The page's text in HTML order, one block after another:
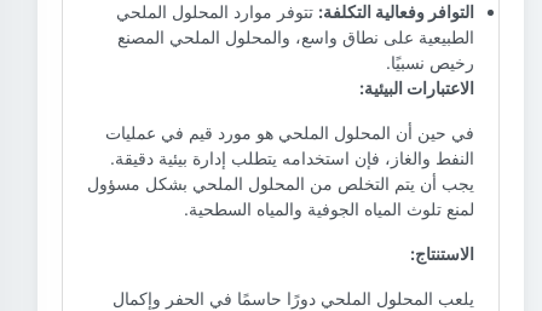
التوافر وفعالية التكلفة: تتوفر موارد المحلول الملحي
الطبيعية على نطاق واسع، والمحلول الملحي المصنع
رخيص نسبيًا.
الاعتبارات البيئية:
في حين أن المحلول الملحي هو مورد قيم في عمليات
النفط والغاز، فإن استخدامه يتطلب إدارة بيئية دقيقة.
يجب أن يتم التخلص من المحلول الملحي بشكل مسؤول
لمنع تلوث المياه الجوفية والمياه السطحية.
الاستنتاج:
يلعب المحلول الملحي دورًا حاسمًا في الحفر وإكمال